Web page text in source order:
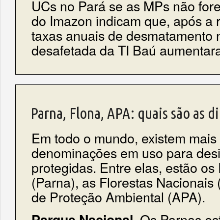
UCs no Pará se as MPs não
do Imazon indicam que, após a
taxas anuais de desmatamento
desafetada da TI Baú
Parna, Flona, APA: quais são as
Em todo o mundo, existem
denominações em uso para
protegidas. Entre elas, estão
(Parna), as Florestas
de Proteção Ambiental (APA).